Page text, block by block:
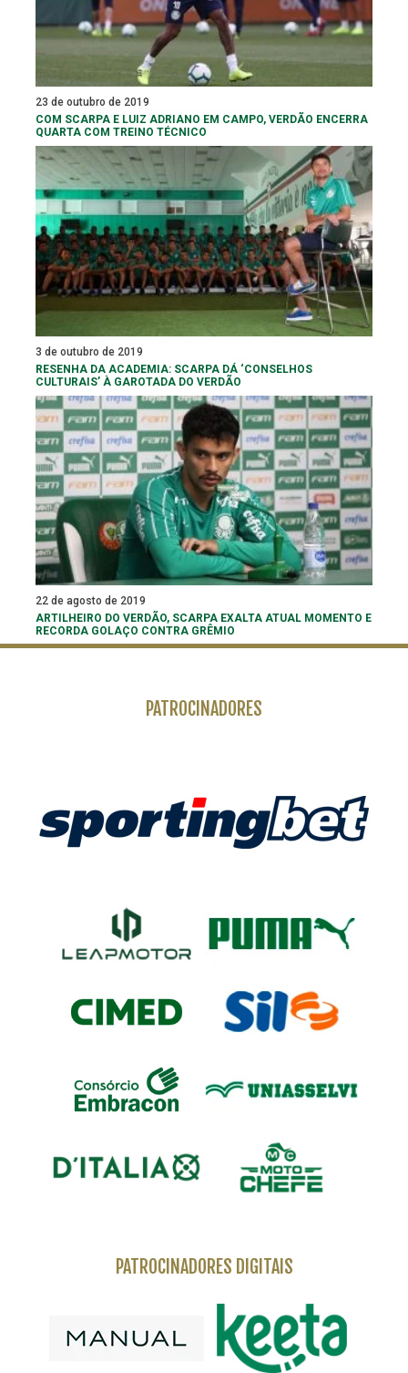
23 de outubro de 2019
COM SCARPA E LUIZ ADRIANO EM CAMPO, VERDÃO ENCERRA
QUARTA COM TREINO TÉCNICO
3 de outubro de 2019
RESENHA DA ACADEMIA: SCARPA DÁ ‘CONSELHOS
CULTURAIS’ À GAROTADA DO VERDÃO
22 de agosto de 2019
ARTILHEIRO DO VERDÃO, SCARPA EXALTA ATUAL MOMENTO E
RECORDA GOLAÇO CONTRA GRÊMIO
PATROCINADORES
PATROCINADORES DIGITAIS